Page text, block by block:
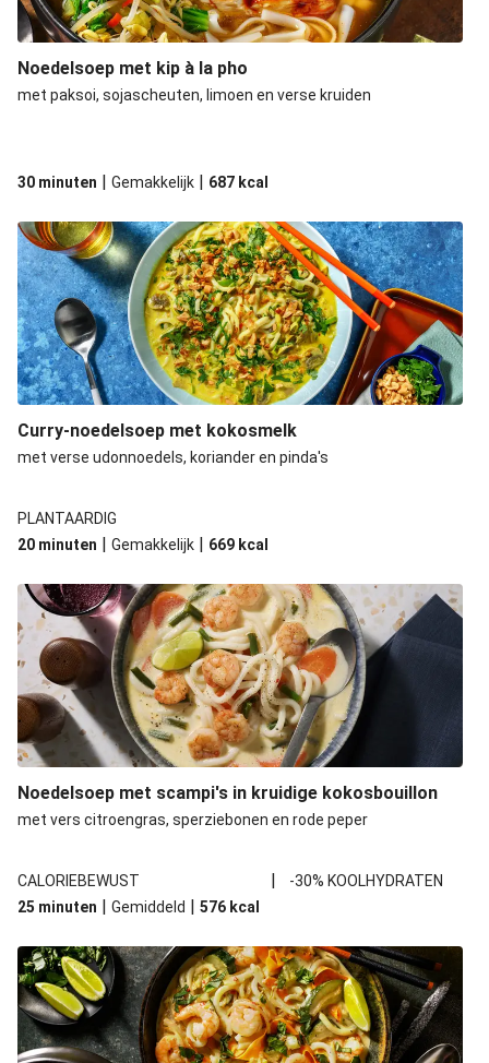
Noedelsoep met kip à la pho
met paksoi, sojascheuten, limoen en verse kruiden
30 minuten | Gemakkelijk | 687 kcal
Curry-noedelsoep met kokosmelk
met verse udonnoedels, koriander en pinda's
PLANTAARDIG
20 minuten | Gemakkelijk | 669 kcal
Noedelsoep met scampi's in kruidige kokosbouillon
met vers citroengras, sperziebonen en rode peper
CALORIEBEWUST |
-30% KOOLHYDRATEN
25 minuten | Gemiddeld | 576 kcal